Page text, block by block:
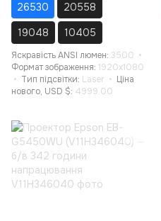
26530
20558
19048
10405
Яскравість ANSI люмен 3500
Формат зображення 1920x1080
Тип підсвітки Laser
Ціна
нового, USD $ 4999.00